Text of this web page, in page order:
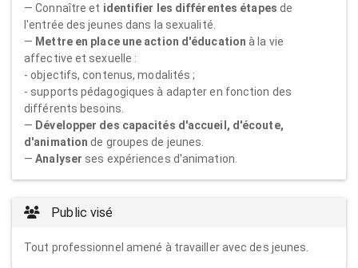
— Connaître et identifier les différentes étapes de
l'entrée des jeunes dans la sexualité.
— Mettre en place une action d'éducation à la vie
affective et sexuelle :
- objectifs, contenus, modalités ;
- supports pédagogiques à adapter en fonction des
différents besoins.
— Développer des capacités d'accueil, d'écoute,
d'animation de groupes de jeunes.
—Analyser ses expériences d'animation.
Public visé
Tout professionnel amené à travailler avec des jeunes.